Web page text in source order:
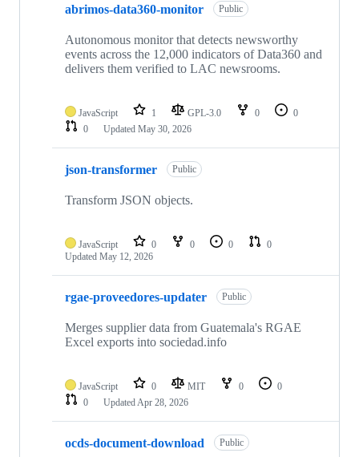
abrimos-data360-monitor Public
Autonomous monitor that detects newsworthy
events across the 12,000 indicators of Data360 and
delivers them verified to LAC newsrooms.
JavaScript 1 GPL-3.0 0
0
0
Updated May 30, 2026
json-transformer Public
Transform JSON objects.
JavaScript 0 0 0
0
Updated May 12, 2026
rgae-proveedores-updater Public
Merges supplier data from Guatemala's RGAE
Excel exports into sociedad.info
JavaScript 0 MIT 0
0
0
UpdatedApr 28, 2026
ocds-document-download Public